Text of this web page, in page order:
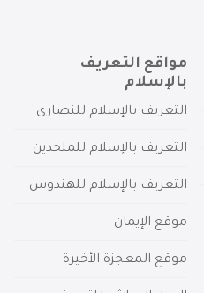
مواقع التعريف
بالإسلام
التعريف بالإسلام للنصارى
التعريف بالإسلام للملحدين
التعريف بالإسلام للهندوس
موقع الإيمان
موقع المعجزة الأخيرة